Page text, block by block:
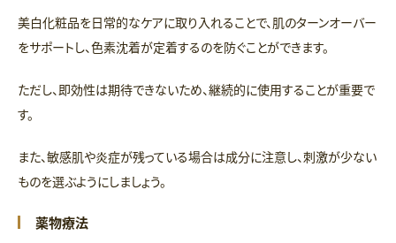
美白化粧品を日常的なケアに取り入れることで、肌のターンオーバー
をサポートし、色素沈着が定着するのを防ぐことができます。
ただし、即効性は期待できないため、継続的に使用することが重要で
す。
また、敏感肌や炎症が残っている場合は成分に注意し、刺激が少ない
ものを選ぶようにしましょう。
薬物療法